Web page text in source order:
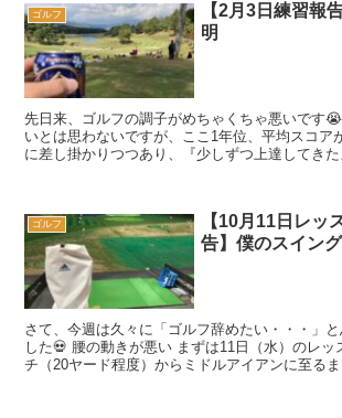
ゴルフ
【2月3日練習報
明
先日来、ゴルフの調子がめちゃくちゃ悪いです😭。 別に自分を
いとは思わないですが、ここ1年位、平均スコア
に差し掛かりつつあり、『少しずつ上達してき
ゴルフ
【10月11日レッ
告】僕のスイン
さて、今週は久々に「ゴルフ辞めたい・・・」
した💀 腰の動きが悪い まずは11日（水）のレッスン。 短いアプロー
チ（20ヤード程度）からミドルアイアンに至るま